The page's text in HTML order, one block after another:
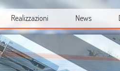
Realizzazioni News